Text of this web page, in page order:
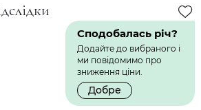
Сподобалась річ?
Додайте до вибраного і
ми повідомимо про
зниження ціни.
Добре